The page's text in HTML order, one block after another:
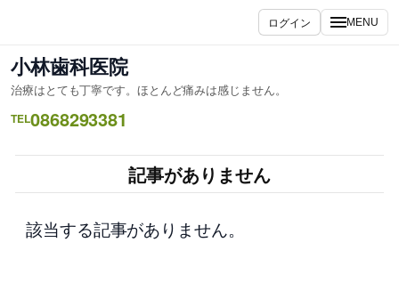
ス
キ
ッ
ログイン MENU
小林歯科医院
治療はとても丁寧です。ほとんど痛みは感じません。
TEL0868293381
記事がありません
該当する記事がありません。